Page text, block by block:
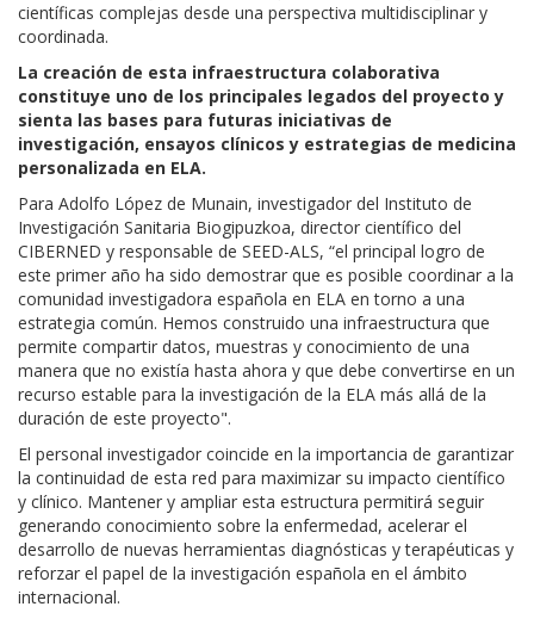
científicas complejas desde una perspectiva multidisciplinar y
coordinada.
La creación de esta infraestructura colaborativa
constituye uno de los principales legados del proyecto y
sienta las bases para futuras iniciativas de
investigación, ensayos clínicos y estrategias de medicina
personalizada en ELA.
Para Adolfo López de Munain, investigador del Instituto de
Investigación Sanitaria Biogipuzkoa, director científico del
CIBERNED y responsable de SEED-ALS, “el principal logro de
este primer año ha sido demostrar que es posible coordinar a la
comunidad investigadora española en ELA en torno a una
estrategia común. Hemos construido una infraestructura que
permite compartir datos, muestras y conocimiento de una
manera que no existía hasta ahora y que debe convertirse en un
recurso estable para la investigación de la ELA más allá de la
duración de este proyecto".
El personal investigador coincide en la importancia de garantizar
la continuidad de esta red para maximizar su impacto científico
y clínico. Mantener y ampliar esta estructura permitirá seguir
generando conocimiento sobre la enfermedad, acelerar el
desarrollo de nuevas herramientas diagnósticas y terapéuticas y
reforzar el papel de la investigación española en el ámbito
internacional.